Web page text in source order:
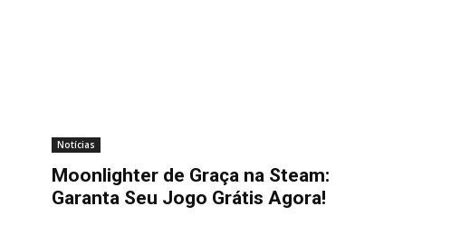
Notícias
Moonlighter de Graça na Steam:
Garanta Seu Jogo Grátis Agora!